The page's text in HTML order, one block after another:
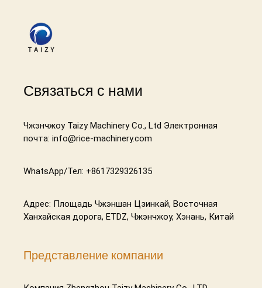
Связаться с нами
Чжэнчжоу Taizy Machinery Co., Ltd Электронная
почта: info@rice-machinery.com
WhatsApp/Тел: +8617329326135
Адрес: Площадь Чжэншан Цзинкай, Восточная
Ханхайская дорога, ETDZ, Чжэнчжоу, Хэнань, Китай
Представление компании